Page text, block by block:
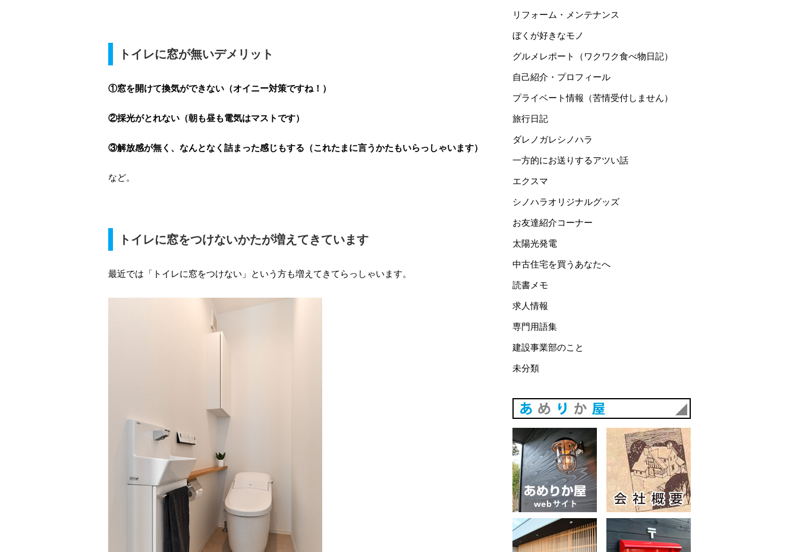
トイレに窓が無いデメリット
①窓を開けて換気ができない（オイニー対策ですね！）
②採光がとれない（朝も昼も電気はマストです）
③解放感が無く、なんとなく詰まった感じもする（これたまに言うかたもいらっしゃいます）
など。
トイレに窓をつけないかたが増えてきています
最近では「トイレに窓をつけない」という方も増えてきてらっしゃいます。
リフォーム・メンテナンス
ぼくが好きなモノ
グルメレポート（ワクワク食べ物日記）
自己紹介・プロフィール
プライベート情報（苦情受付しません）
旅行日記
ダレノガレシノハラ
一方的にお送りするアツい話
エクスマ
シノハラオリジナルグッズ
お友達紹介コーナー
太陽光発電
中古住宅を買うあなたへ
読書メモ
求人情報
専門用語集
建設事業部のこと
未分類
あめりか屋WEBサイト